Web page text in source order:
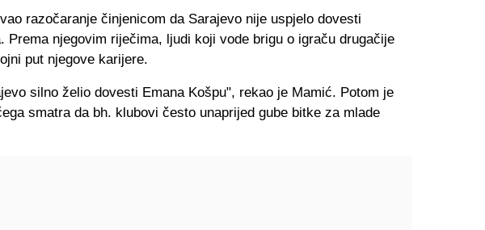
razočaranje činjenicom da Sarajevo nije uspjelo dovesti
Prema njegovim riječima, ljudi koji vode brigu o igraču drugačije
put njegove karijere.
silno želio dovesti Emana Košpu", rekao je Mamić. Potom je
smatra da bh. klubovi često unaprijed gube bitke za mlade